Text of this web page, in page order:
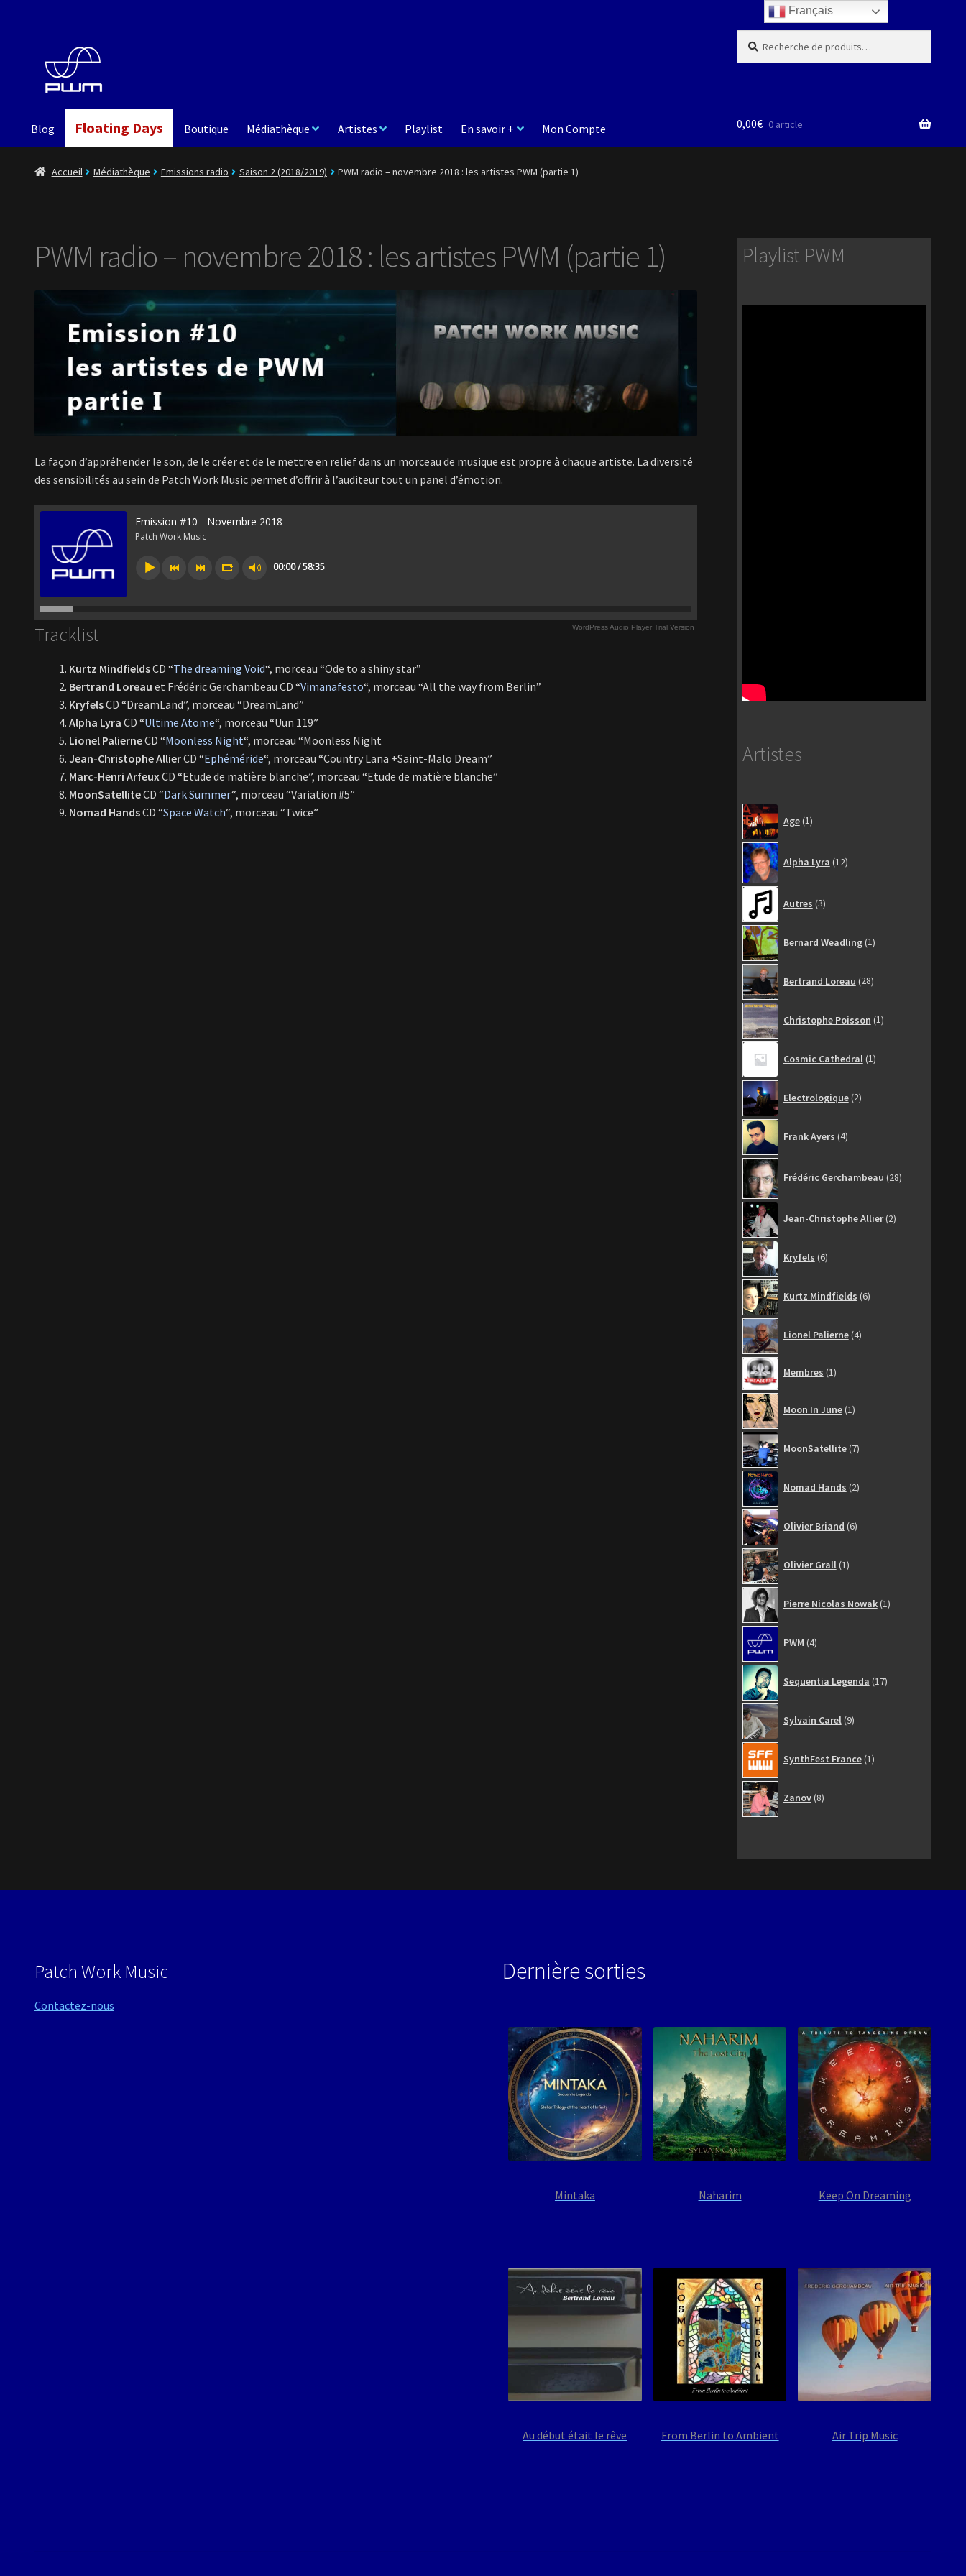
navigation
contenu
pour :
Blog Floating Days Boutique Médiathèque Artistes Playlist En savoir + Mon Compte 0,00€ 0 article
Accueil Médiathèque Emissions radio Saison 2 (2018/2019) PWM radio – novembre 2018 : les artistes PWM (partie 1)
PWM radio – novembre 2018 : les artistes PWM (partie 1)
La façon d’appréhender le son, de le créer et de le mettre en relief dans un morceau de musique est propre à chaque artiste. La diversité
des sensibilités au sein de Patch Work Music permet d’offrir à l’auditeur tout un panel d’émotion.
Emission #10 - Novembre 2018
Patch Work Music
00:00 / 58:35
WordPress Audio Player Trial Version
Tracklist
Kurtz MindfieldsCD “The dreaming Void“, morceau “Ode to a shiny star”
Bertrand Loreau et Frédéric Gerchambeau CD “Vimanafesto“, morceau “All the way from Berlin”
KryfelsCD “DreamLand”, morceau “DreamLand”
Alpha Lyra CD “Ultime Atome“, morceau “Uun 119”
Lionel PalierneCD “Moonless Night“, morceau “Moonless Night
Jean-Christophe AllierCD “Ephéméride“, morceau “Country Lana +Saint-Malo Dream”
Marc-Henri Arfeux CD “Etude de matière blanche”, morceau “Etude de matière blanche”
MoonSatelliteCD “Dark Summer“, morceau “Variation #5”
Nomad HandsCD “Space Watch“, morceau “Twice”
Playlist PWM
Artistes
Age 1produit
Alpha Lyra 12produits
Autres 3produits
Bernard Weadling 1produit
Bertrand Loreau 28produits
Christophe Poisson 1produit
Cosmic Cathedral 1produit
Electrologique 2produits
Frank Ayers 4produits
Frédéric Gerchambeau 28produits
Jean-Christophe Allier 2produits
Kryfels 6produits
Kurtz Mindfields 6produits
Lionel Palierne 4produits
Membres 1
produit
Moon In June 1produit
MoonSatellite 7produits
Nomad Hands 2produits
Olivier Briand 6produits
Olivier Grall 1produit
Pierre Nicolas Nowak 1produit
PWM 4produits
Sequentia Legenda 17produits
Sylvain Carel 9produits
SynthFest France 1produit
Zanov 8produits
Patch Work Music
Contactez-nous
Dernière sorties
Mintaka Naharim Keep On Dreaming
Au début était le rêve From Berlin to Ambient Air Trip Music
Français